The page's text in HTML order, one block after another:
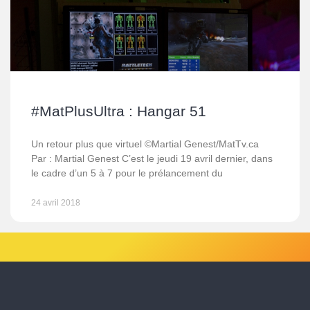
#MatPlusUltra : Hangar 51
Un retour plus que virtuel ©Martial Genest/MatTv.ca
Par : Martial Genest C’est le jeudi 19 avril dernier, dans
le cadre d’un 5 à 7 pour le prélancement du
24 avril 2018